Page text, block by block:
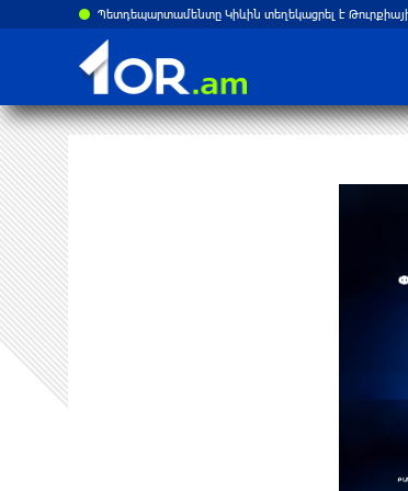
Պետդեպարտամենտը Կիևին տեղեկացրել է